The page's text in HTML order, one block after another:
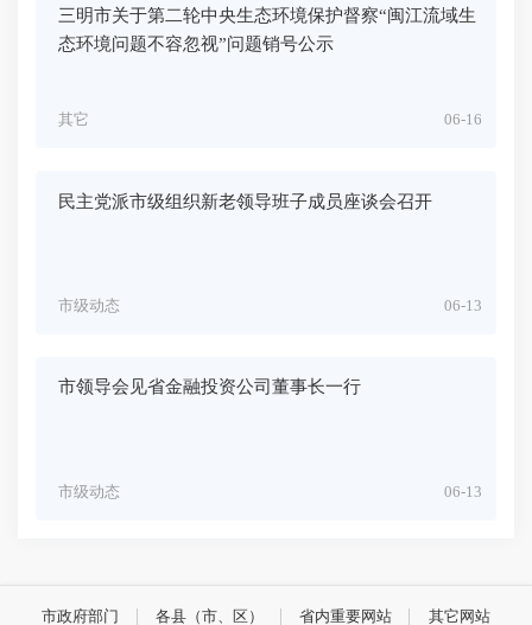
三明市关于第二轮中央生态环境保护督察“闽江流域生
态环境问题不容忽视”问题销号公示
06-16
其它
民主党派市级组织新老领导班子成员座谈会召开
06-13
市级动态
市领导会见省金融投资公司董事长一行
06-13
市级动态
市政府部门 各县（市、区） 省内重要网站 其它网站